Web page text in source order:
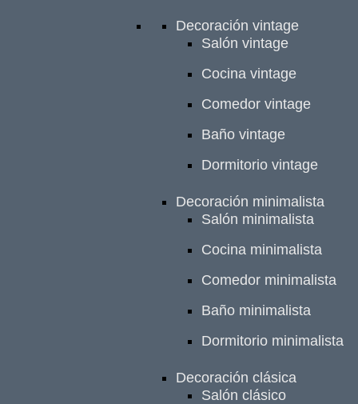
Decoración vintage
Salón vintage
Cocina vintage
Comedor vintage
Baño vintage
Dormitorio vintage
Decoración minimalista
Salón minimalista
Cocina minimalista
Comedor minimalista
Baño minimalista
Dormitorio minimalista
Decoración clásica
Salón clásico